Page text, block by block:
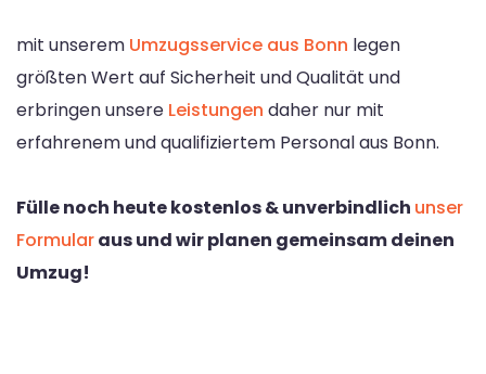
mit unserem Umzugsservice aus Bonn legen
größten Wert auf Sicherheit und Qualität und
erbringen unsere Leistungen daher nur mit
erfahrenem und qualifiziertem Personal aus Bonn.
Fülle noch heute kostenlos & unverbindlich unser
Formularaus und wir planen gemeinsam deinen
Umzug!